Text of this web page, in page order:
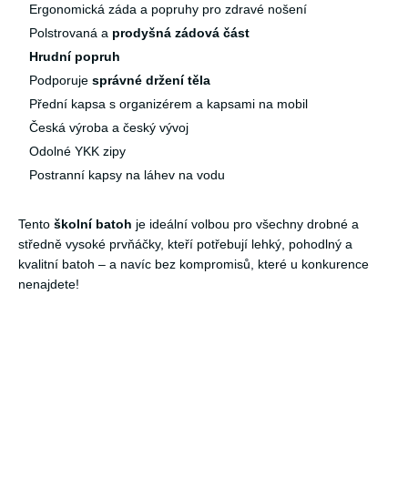
Ergonomická záda a popruhy pro zdravé nošení
Polstrovaná a prodyšná zádová část
Hrudní popruh
Podporuje správné držení těla
Přední kapsa s organizérem a kapsami na mobil
Česká výroba a český vývoj
Odolné YKK zipy
Postranní kapsy na láhev na vodu
Tento školní batoh je ideální volbou pro všechny drobné a
středně vysoké prvňáčky, kteří potřebují lehký, pohodlný a
kvalitní batoh – a navíc bez kompromisů, které u konkurence
nenajdete!